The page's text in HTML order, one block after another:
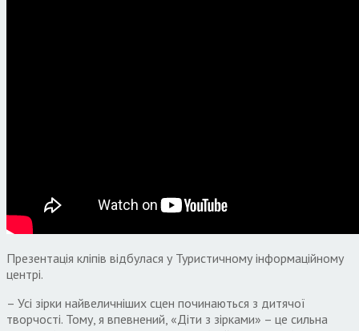
Презентація кліпів відбулася у Туристичному інформаційному
центрі.
– Усі зірки найвеличніших сцен починаються з дитячої
творчості. Тому, я впевнений, «Діти з зірками» – це сильна